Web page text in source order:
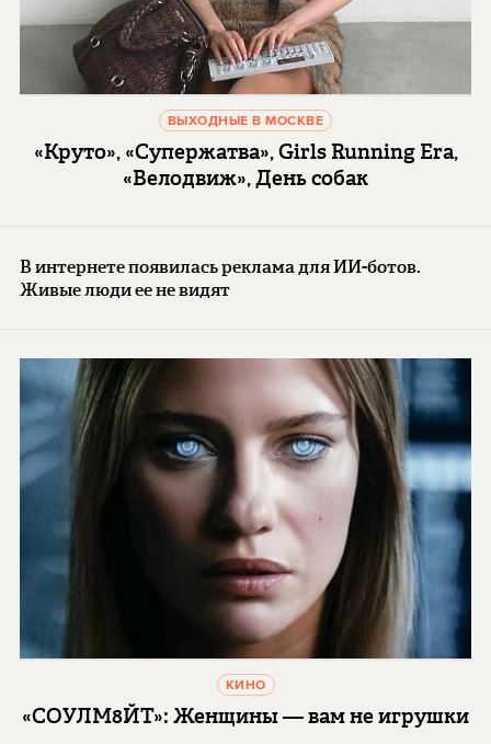
ВЫХОДНЫЕ В МОСКВЕ
«Круто», «Супержатва», Girls Running Era,
«Велодвиж», День собак
В интернете появилась реклама для ИИ-ботов.
Живые люди ее не видят
КИНО
«СОУЛМ8ЙТ»: Женщины — вам не игрушки